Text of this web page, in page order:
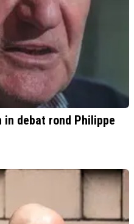
in debat rond Philippe